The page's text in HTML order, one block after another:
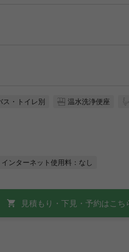
ス・トイレ別 温水洗浄便座
インターネット使用料：なし
見積もり・下見・予約はこち